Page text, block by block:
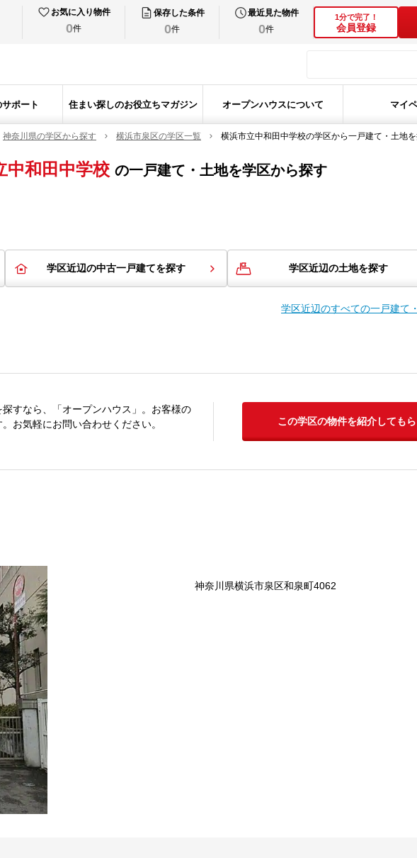
お気に入り物件
0件
保存した条件
0件
最近見た物件
0件
1分で完了！
会員登録
ポート 住まい探しのお役立ちマガジン オープンハウスについて マイ
神奈川県の学区から探す 横浜市泉区の学区一覧 横浜市立中和田中学校の学区から一戸建て・土地
中和田中学校 の一戸建て・土地を学区から探す
学区近辺の中古一戸建てを探す 学区近辺の土地を探す
学区近辺のすべての一戸建て
探すなら、「オープンハウス」。お客様の
お気軽にお問い合わせください。
この学区の物件を紹介しても
神奈川県横浜市泉区和泉町4062